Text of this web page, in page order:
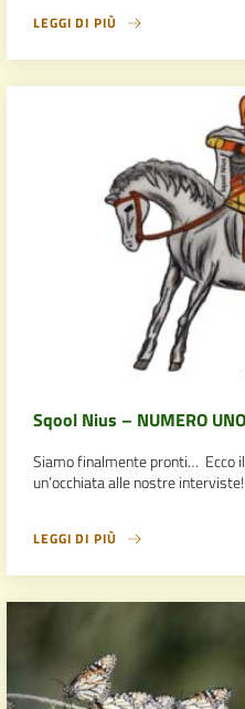
LEGGI DI PIÙ
Sqool Nius – NUMERO UNO
Siamo finalmente pronti… Ecco
un’occhiata alle nostre interviste!
LEGGI DI PIÙ